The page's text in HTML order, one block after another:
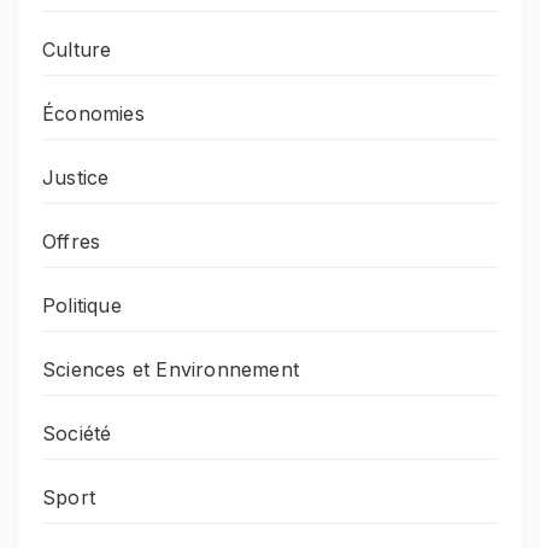
Culture
Économies
Justice
Offres
Politique
Sciences et Environnement
Société
Sport